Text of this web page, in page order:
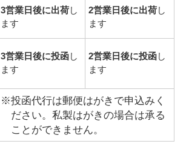
3営業日後に出荷し
ます
2営業日後に出荷し
ます
3営業日後に投函し
ます
2営業日後に投函し
ます
※投函代行は郵便はがきで申込みく
ださい。私製はがきの場合は承る
ことができません。